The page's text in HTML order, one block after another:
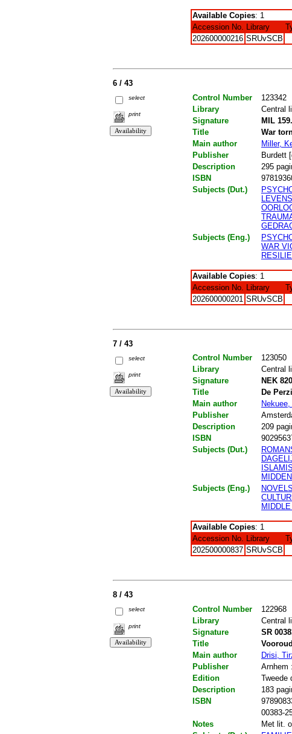
Available Copies: 1
Accession No.
Library
202600000216 SRUvSCB
6 / 43
select
print
Control Number
123342
Library
Central
Signature
MIL
Title
War
Main author
Miller,
Publisher
Burdett
Description
295
ISBN
Subjects (Dut.)
Subjects (Eng.)
WAR
Available Copies: 1
Accession No. Library
202600000201 SRUvSCB
7 / 43
select
print
Control Number
123050
Library
Central
Signature
NEK
Title
De
Main author
Publisher
Description
209
ISBN
Subjects (Dut.)
Subjects (Eng.)
NOVELS
Available Copies: 1
Accession No. Library
202500000837 SRUvSCB
8 / 43
select
print
Control Number
122968
Library
Central
Signature
SR
Title
Main author
Drisi,
Publisher
Arnhem :
Edition
Tweede
Description
183
ISBN
00383-
Notes
Met lit.